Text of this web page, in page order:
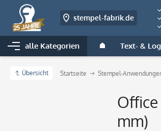
stempel-fabrik.de
alle Kategorien Text- &
Übersicht Startseite Stempel-
Office
mm)